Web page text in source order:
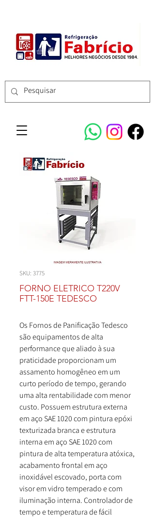
SKU: 3775
FORNO ELETRICO T220V
FTT-150E TEDESCO
Os Fornos de Panificação Tedesco
são equipamentos de alta
performance que aliado à sua
praticidade proporcionam um
assamento homogêneo em um
curto período de tempo, gerando
uma alta rentabilidade com menor
custo. Possuem estrutura externa
em aço SAE 1020 com pintura epóxi
texturizada branca e estrutura
interna em aço SAE 1020 com
pintura de alta temperatura atóxica,
acabamento frontal em aço
inoxidável escovado, porta com
visor em vidro temperado e com
iluminação interna. Controlador de
tempo e temperatura de fácil